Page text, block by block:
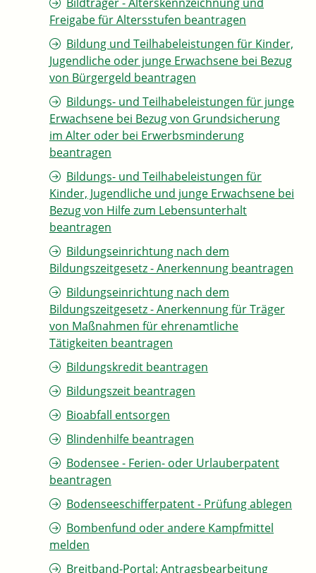
Freigabe für Altersstufen beantragen
Bildung und Teilhabeleistungen für Kinder,
Jugendliche oder junge Erwachsene bei Bezug
von Bürgergeld beantragen
Bildungs- und Teilhabeleistungen für junge
Erwachsene bei Bezug von Grundsicherung
im Alter oder bei Erwerbsminderung
beantragen
Bildungs- und Teilhabeleistungen für
Kinder, Jugendliche und junge Erwachsene bei
Bezug von Hilfe zum Lebensunterhalt
beantragen
Bildungseinrichtung nach dem
Bildungszeitgesetz - Anerkennung beantragen
Bildungseinrichtung nach dem
Bildungszeitgesetz - Anerkennung für Träger
von Maßnahmen für ehrenamtliche
Tätigkeiten beantragen
Bildungskredit beantragen
Bildungszeit beantragen
Bioabfall entsorgen
Blindenhilfe beantragen
Bodensee - Ferien- oder Urlauberpatent
beantragen
Bodenseeschifferpatent - Prüfung ablegen
Bombenfund oder andere Kampfmittel
melden
Breitband-Portal: Antragsbearbeitung